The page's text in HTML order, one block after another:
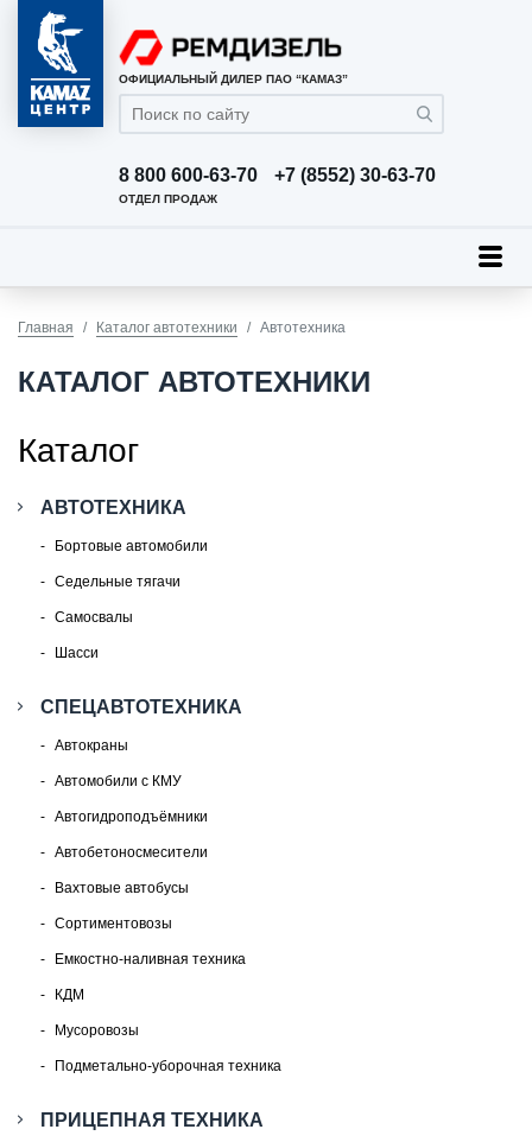
ОФИЦИАЛЬНЫЙ ДИЛЕР ПАО “КАМАЗ”
8 800 600-63-70 +7 (8552) 30-63-70
ОТДЕЛ ПРОДАЖ
Главная Каталог автотехники Автотехника
КАТАЛОГ АВТОТЕХНИКИ
Каталог
АВТОТЕХНИКА
Бортовые автомобили
Седельные тягачи
Самосвалы
Шасси
СПЕЦАВТОТЕХНИКА
Автокраны
Автомобили с КМУ
Автогидроподъёмники
Автобетоносмесители
Вахтовые автобусы
Сортиментовозы
Емкостно-наливная техника
КДМ
Мусоровозы
Подметально-уборочная техника
ПРИЦЕПНАЯ ТЕХНИКА